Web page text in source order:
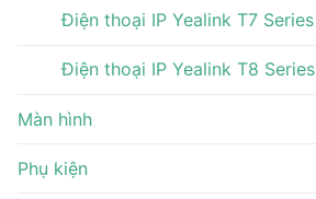
Điện thoại IP Yealink T7 Series
Điện thoại IP Yealink T8 Series
Màn hình
Phụ kiện